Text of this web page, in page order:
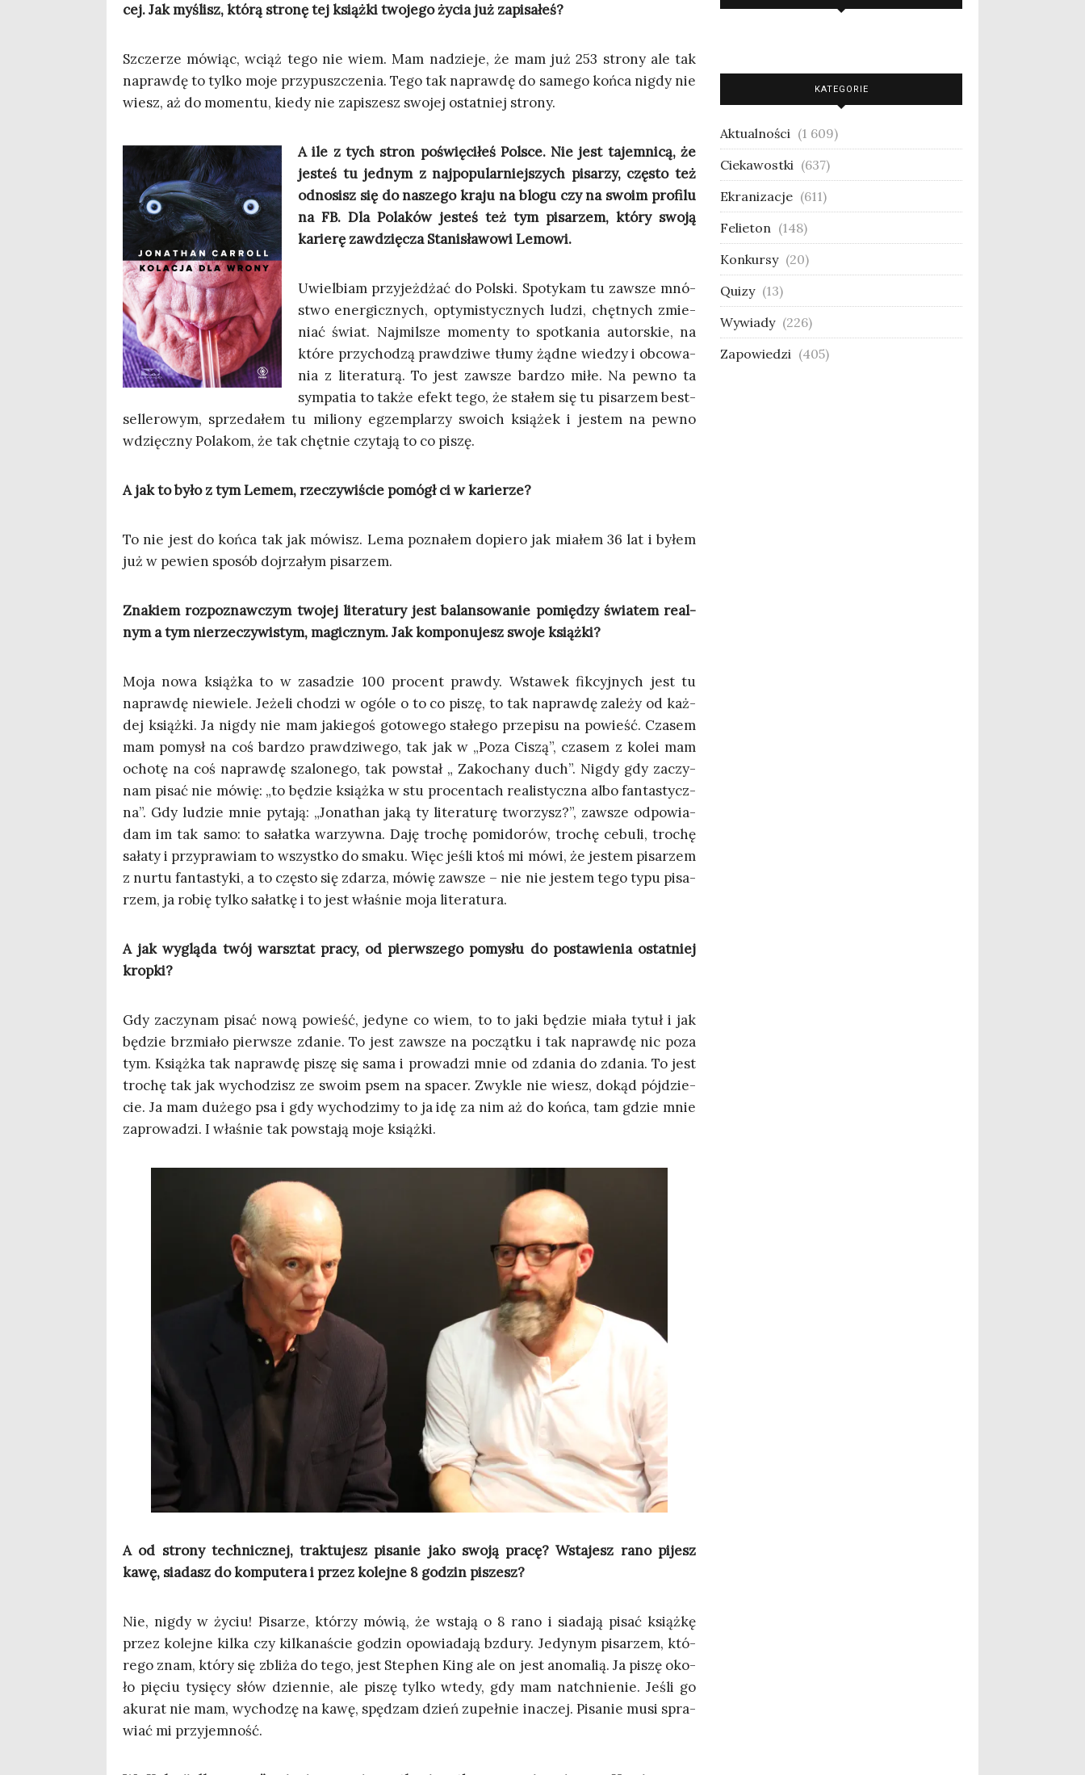
cej. Jak myślisz, któ­rą stro­nę tej książ­ki two­je­go życia już zapisałeś?
Szcze­rze mówiąc, wciąż tego nie wiem. Mam nadzie­je, że mam już 253 stro­ny ale tak
napraw­dę to tyl­ko moje przy­pusz­cze­nia. Tego tak napraw­dę do same­go koń­ca nigdy nie
wiesz, aż do momen­tu, kie­dy nie zapi­szesz swo­jej ostat­niej strony.
A ile z tych stron poświę­ci­łeś Pol­sce. Nie jest tajem­ni­cą, że
jesteś tu jed­nym z naj­po­pu­lar­niej­szych pisa­rzy, czę­sto też
odno­sisz się do nasze­go kra­ju na blo­gu czy na swo­im pro­fi­lu
na FB. Dla Pola­ków jesteś też tym pisa­rzem, któ­ry swo­ją
karie­rę zawdzię­cza Sta­ni­sła­wo­wi Lemowi.
Uwiel­biam przy­jeż­dżać do Pol­ski. Spo­ty­kam tu zawsze mnó­
stwo ener­gicz­nych, opty­mi­stycz­nych ludzi, chęt­nych zmie­
niać świat. Naj­mil­sze momen­ty to spo­tka­nia autor­skie, na
któ­re przy­cho­dzą praw­dzi­we tłu­my żąd­ne wie­dzy i obco­wa­
nia z lite­ra­tu­rą. To jest zawsze bar­dzo miłe. Na pew­no ta
sym­pa­tia to tak­że efekt tego, że sta­łem się tu pisa­rzem best­
sel­le­ro­wym, sprze­da­łem tu milio­ny egzem­pla­rzy swo­ich ksią­żek i jestem na pew­no
wdzięcz­ny Pola­kom, że tak chęt­nie czy­ta­ją to co piszę.
A jak to było z tym Lemem, rze­czy­wi­ście pomógł ci w karierze?
To nie jest do koń­ca tak jak mówisz. Lema pozna­łem dopie­ro jak mia­łem 36 lat i byłem
już w pewien spo­sób doj­rza­łym pisarzem.
Zna­kiem roz­po­znaw­czym two­jej lite­ra­tu­ry jest balan­so­wa­nie pomię­dzy świa­tem real­
nym a tym nie­rze­czy­wi­stym, magicz­nym. Jak kom­po­nu­jesz swo­je książki?
Moja nowa książ­ka to w zasa­dzie 100 pro­cent praw­dy. Wsta­wek fik­cyj­nych jest tu
napraw­dę nie­wie­le. Jeże­li cho­dzi w ogó­le o to co piszę, to tak napraw­dę zale­ży od każ­
dej książ­ki. Ja nigdy nie mam jakie­goś goto­we­go sta­łe­go prze­pi­su na powieść. Cza­sem
mam pomysł na coś bar­dzo praw­dzi­we­go, tak jak w „Poza Ciszą”, cza­sem z kolei mam
ocho­tę na coś napraw­dę sza­lo­ne­go, tak powstał „ Zako­cha­ny duch”. Nigdy gdy zaczy­
nam pisać nie mówię: „to będzie książ­ka w stu pro­cen­tach reali­stycz­na albo fan­ta­stycz­
na”. Gdy ludzie mnie pyta­ją: „Jona­than jaką ty lite­ra­tu­rę two­rzysz?”, zawsze odpo­wia­
dam im tak samo: to sałat­ka warzyw­na. Daję tro­chę pomi­do­rów, tro­chę cebu­li, tro­chę
sała­ty i przy­pra­wiam to wszyst­ko do sma­ku. Więc jeśli ktoś mi mówi, że jestem pisa­rzem
z nur­tu fan­ta­sty­ki, a to czę­sto się zda­rza, mówię zawsze – nie nie jestem tego typu pisa­
rzem, ja robię tyl­ko sałat­kę i to jest wła­śnie moja literatura.
A jak wyglą­da twój warsz­tat pra­cy, od pierw­sze­go pomy­słu do posta­wie­nia ostat­niej
kropki?
Gdy zaczy­nam pisać nową powieść, jedy­ne co wiem, to to jaki będzie mia­ła tytuł i jak
będzie brzmia­ło pierw­sze zda­nie. To jest zawsze na począt­ku i tak napraw­dę nic poza
tym. Książ­ka tak napraw­dę piszę się sama i pro­wa­dzi mnie od zda­nia do zda­nia. To jest
tro­chę tak jak wycho­dzisz ze swo­im psem na spa­cer. Zwy­kle nie wiesz, dokąd pój­dzie­
cie. Ja mam duże­go psa i gdy wycho­dzi­my to ja idę za nim aż do koń­ca, tam gdzie mnie
zapro­wa­dzi. I wła­śnie tak powsta­ją moje książki.
A od stro­ny tech­nicz­nej, trak­tu­jesz pisa­nie jako swo­ją pra­cę? Wsta­jesz rano pijesz
kawę, sia­dasz do kom­pu­te­ra i przez kolej­ne 8 godzin piszesz?
Nie, nigdy w życiu! Pisa­rze, któ­rzy mówią, że wsta­ją o 8 rano i sia­da­ją pisać książ­kę
przez kolej­ne kil­ka czy kil­ka­na­ście godzin opo­wia­da­ją bzdu­ry. Jedy­nym pisa­rzem, któ­
re­go znam, któ­ry się zbli­ża do tego, jest Ste­phen King ale on jest ano­ma­lią. Ja piszę oko­
ło pię­ciu tysię­cy słów dzien­nie, ale piszę tyl­ko wte­dy, gdy mam natchnie­nie. Jeśli go
aku­rat nie mam, wycho­dzę na kawę, spę­dzam dzień zupeł­nie ina­czej. Pisa­nie musi spra­
wiać mi przyjemność.
KATEGORIE
Aktualności (1 609)
Ciekawostki (637)
Ekranizacje (611)
Felieton (148)
Konkursy (20)
Quizy (13)
Wywiady (226)
Zapowiedzi (405)